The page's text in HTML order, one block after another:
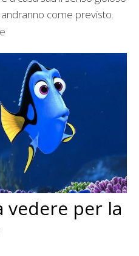
come previsto.
vedere per la